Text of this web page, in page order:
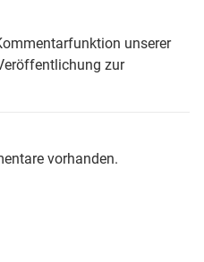
unserer
zur
vorhanden.